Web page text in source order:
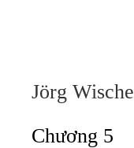
Jörg
Chương 5